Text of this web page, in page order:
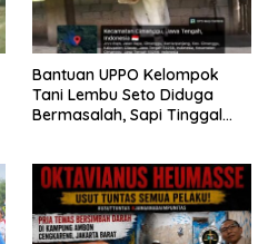
Bantuan UPPO Kelompok
Tani Lembu Seto Diduga
Bermasalah, Sapi Tinggal